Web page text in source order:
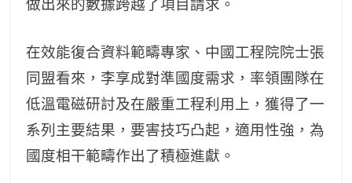
做出來的數據跨越了項目請求。
在效能復合資料範疇專家、中國工程院院士張
同盟看來，李享成對準國度需求，率領團隊在
低溫電磁研討及在嚴重工程利用上，獲得了一
系列主要結果，要害技巧凸起，適用性強，為
國度相干範疇作出了積極進獻。